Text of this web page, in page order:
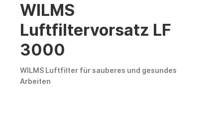
WILMS
Luftfiltervorsatz LF
3000
WILMS Luftfilter für sauberes und gesundes
Arbeiten